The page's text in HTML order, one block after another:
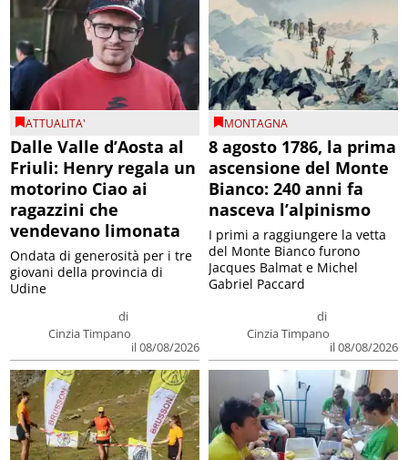
ATTUALITA'
Dalle Valle d’Aosta al
Friuli: Henry regala un
motorino Ciao ai
ragazzini che
vendevano limonata
di
Cinzia Timpano
il 08/08/2026
Ondata di generosità per i tre
giovani della provincia di
Udine
MONTAGNA
8 agosto 1786, la prima
ascensione del Monte
Bianco: 240 anni fa
nasceva l’alpinismo
di
Cinzia Timpano
il 08/08/2026
I primi a raggiungere la vetta
del Monte Bianco furono
Jacques Balmat e Michel
Gabriel Paccard